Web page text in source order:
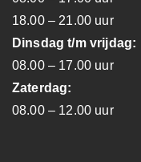
18.00 – 21.00 uur
Dinsdag t/m vrijdag:
08.00 – 17.00 uur
Zaterdag:
08.00 – 12.00 uur